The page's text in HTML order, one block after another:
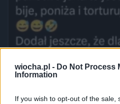
wiocha.pl - Do Not Process
Information
If you wish to opt-out of the sale,